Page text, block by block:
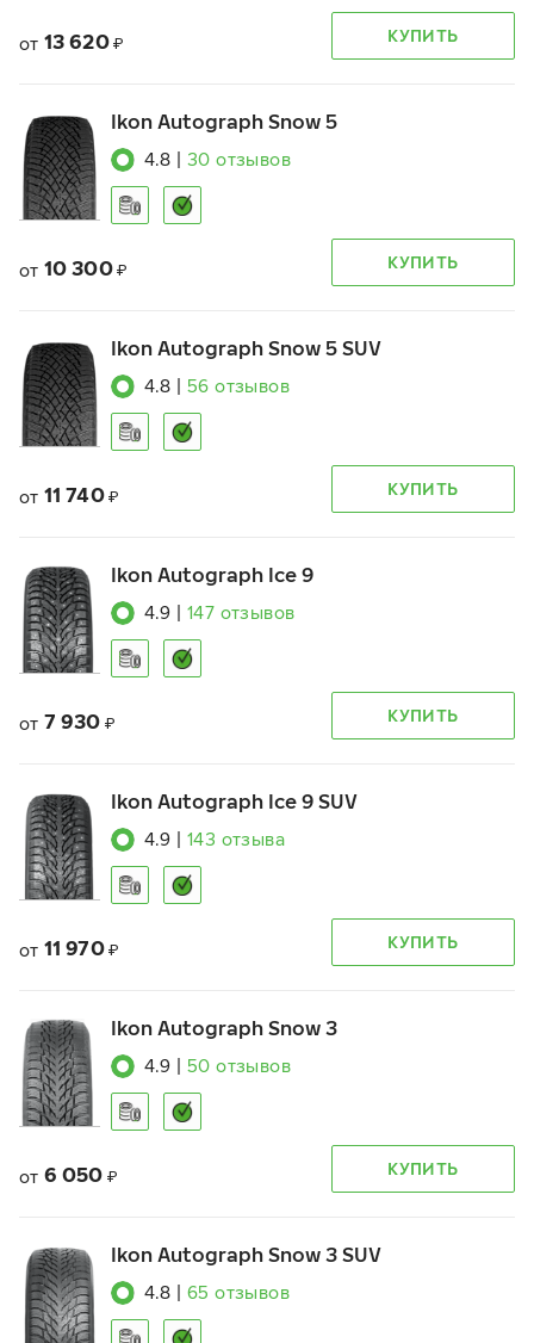
от 13 620 ₽ КУПИТЬ
Ikon Autograph Snow 5
4.8 30 отзывов
от 10 300 ₽ КУПИТЬ
Ikon Autograph Snow 5 SUV
4.8 56 отзывов
от 11 740 ₽ КУПИТЬ
Ikon Autograph Ice 9
4.9 147 отзывов
от 7 930 ₽ КУПИТЬ
Ikon Autograph Ice 9 SUV
4.9 143 отзыва
от 11 970 ₽ КУПИТЬ
Ikon Autograph Snow 3
4.9 50 отзывов
от 6 050 ₽ КУПИТЬ
Ikon Autograph Snow 3 SUV
4.8 65 отзывов